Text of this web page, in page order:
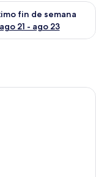
semana ago 14 -
fin de semana
ago 21 - ago 23
la disponibilidad